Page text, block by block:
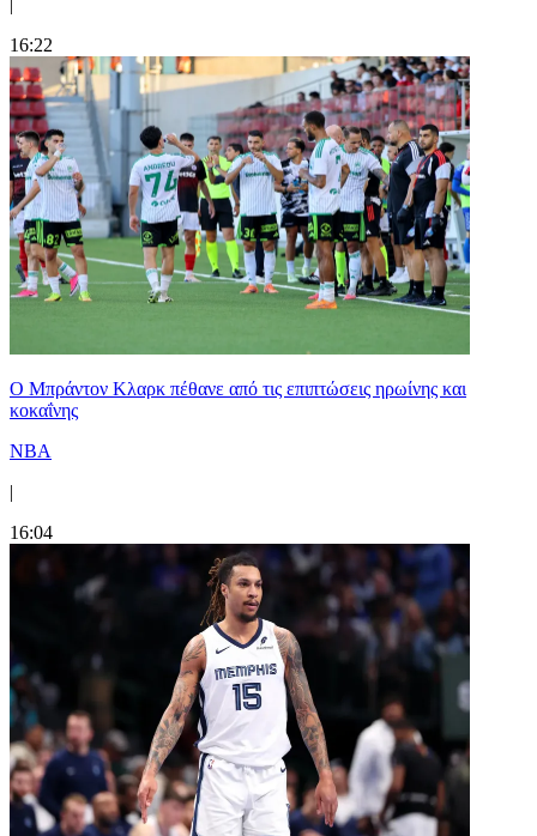
16:22
Ο Μπράντον Κλαρκ πέθανε από τις επιπτώσεις ηρωίνης και
κοκαΐνης
NBA
|
16:04